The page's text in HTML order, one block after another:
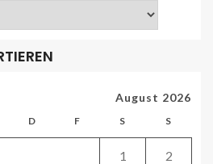
August 2026
D F S S
1 2
UND LINIENBUS-PRODUZENTEN
von elektrisch
Reisebussen ermitteln